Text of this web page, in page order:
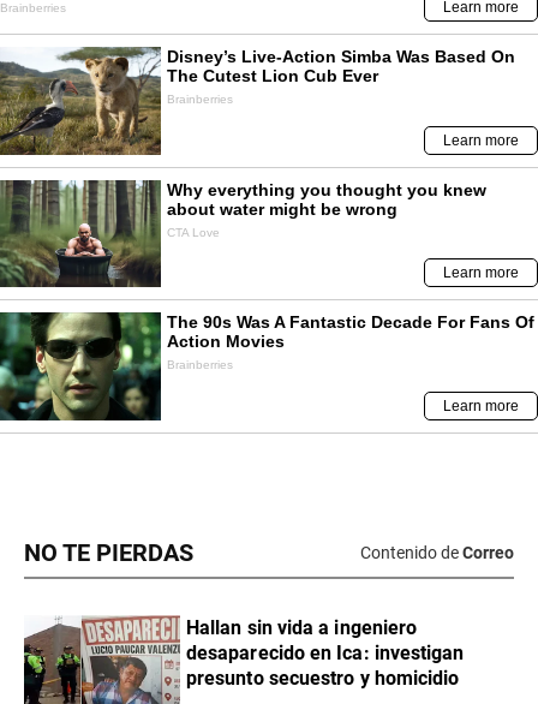
NO TE PIERDAS Contenido deCorreo
Hallan sin vida a ingeniero
desaparecido en Ica: investigan
presunto secuestro y homicidio